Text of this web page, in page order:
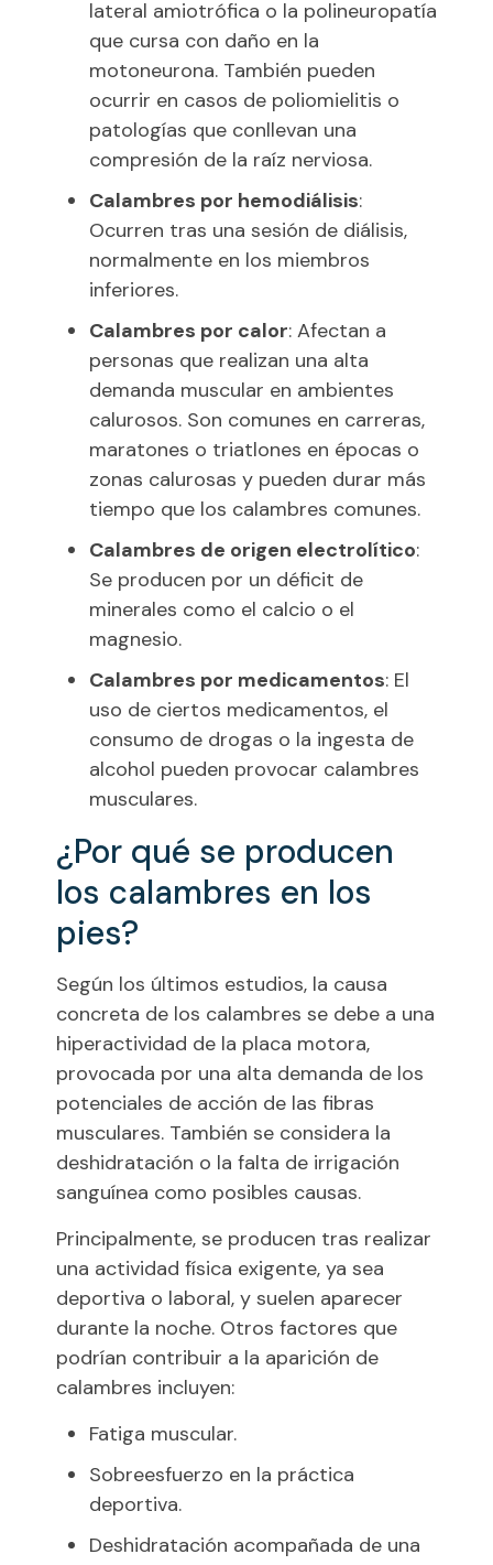
lateral amiotrófica o la polineuropatía
que cursa con daño en la
motoneurona. También pueden
ocurrir en casos de poliomielitis o
patologías que conllevan una
compresión de la raíz nerviosa.
Calambres por hemodiálisis:
Ocurren tras una sesión de diálisis,
normalmente en los miembros
inferiores.
Calambres por calor: Afectan a
personas que realizan una alta
demanda muscular en ambientes
calurosos. Son comunes en carreras,
maratones o triatlones en épocas o
zonas calurosas y pueden durar más
tiempo que los calambres comunes.
Calambres de origen electrolítico:
Se producen por un déficit de
minerales como el calcio o el
magnesio.
Calambres por medicamentos: El
uso de ciertos medicamentos, el
consumo de drogas o la ingesta de
alcohol pueden provocar calambres
musculares.
¿Por qué se producen
los calambres en los
pies?
Según los últimos estudios, la causa
concreta de los calambres se debe a una
hiperactividad de la placa motora,
provocada por una alta demanda de los
potenciales de acción de las fibras
musculares. También se considera la
deshidratación o la falta de irrigación
sanguínea como posibles causas.
Principalmente, se producen tras realizar
una actividad física exigente, ya sea
deportiva o laboral, y suelen aparecer
durante la noche. Otros factores que
podrían contribuir a la aparición de
calambres incluyen:
Fatiga muscular.
Sobreesfuerzo en la práctica
deportiva.
Deshidratación acompañada de una